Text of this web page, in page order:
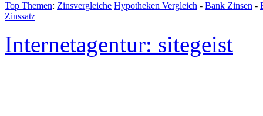
Top Themen: Zinsvergleiche Hypotheken Vergleich - Bank Zinsen -
Zinssatz
Internetagentur: sitegeist